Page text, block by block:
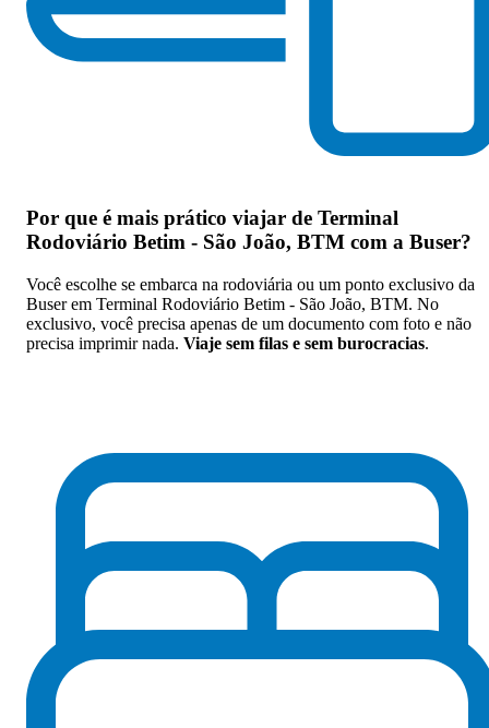
Por que é mais prático viajar de Terminal
Rodoviário Betim - São João, BTM com a Buser?
Você escolhe se embarca na rodoviária ou um ponto exclusivo da
Buser em Terminal Rodoviário Betim - São João, BTM. No
exclusivo, você precisa apenas de um documento com foto e não
precisa imprimir nada. Viaje sem filas e sem burocracias.